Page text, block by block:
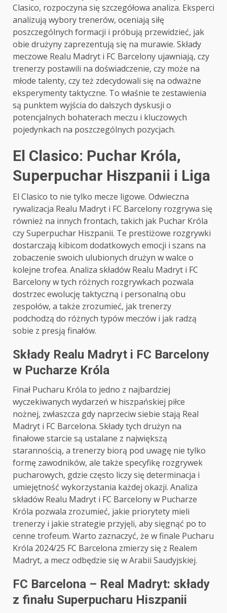
Clasico, rozpoczyna się szczegółowa analiza. Eksperci
analizują wybory trenerów, oceniają siłę
poszczególnych formacji i próbują przewidzieć, jak
obie drużyny zaprezentują się na murawie. Składy
meczowe Realu Madryt i FC Barcelony ujawniają, czy
trenerzy postawili na doświadczenie, czy może na
młode talenty, czy też zdecydowali się na odważne
eksperymenty taktyczne. To właśnie te zestawienia
są punktem wyjścia do dalszych dyskusji o
potencjalnych bohaterach meczu i kluczowych
pojedynkach na poszczególnych pozycjach.
El Clasico: Puchar Króla,
Superpuchar Hiszpanii i Liga
El Clasico to nie tylko mecze ligowe. Odwieczna
rywalizacja Realu Madryt i FC Barcelony rozgrywa się
również na innych frontach, takich jak Puchar Króla
czy Superpuchar Hiszpanii. Te prestiżowe rozgrywki
dostarczają kibicom dodatkowych emocji i szans na
zobaczenie swoich ulubionych drużyn w walce o
kolejne trofea. Analiza składów Realu Madryt i FC
Barcelony w tych różnych rozgrywkach pozwala
dostrzec ewolucję taktyczną i personalną obu
zespołów, a także zrozumieć, jak trenerzy
podchodzą do różnych typów meczów i jak radzą
sobie z presją finałów.
Składy Realu Madryt i FC Barcelony
w Pucharze Króla
Finał Pucharu Króla to jedno z najbardziej
wyczekiwanych wydarzeń w hiszpańskiej piłce
nożnej, zwłaszcza gdy naprzeciw siebie stają Real
Madryt i FC Barcelona. Składy tych drużyn na
finałowe starcie są ustalane z największą
starannością, a trenerzy biorą pod uwagę nie tylko
formę zawodników, ale także specyfikę rozgrywek
pucharowych, gdzie często liczy się determinacja i
umiejętność wykorzystania każdej okazji. Analiza
składów Realu Madryt i FC Barcelony w Pucharze
Króla pozwala zrozumieć, jakie priorytety mieli
trenerzy i jakie strategie przyjęli, aby sięgnąć po to
cenne trofeum. Warto zaznaczyć, że w finale Pucharu
Króla 2024/25 FC Barcelona zmierzy się z Realem
Madryt, a mecz odbędzie się w Arabii Saudyjskiej.
FC Barcelona – Real Madryt: składy
z finału Superpucharu Hiszpanii